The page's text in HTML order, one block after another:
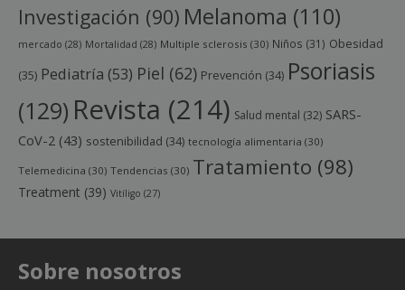
Investigación (90) Melanoma (110)
mercado (28) Mortalidad (28) Multiple sclerosis (30) Niños (31) Obesidad
(35) Pediatría (53) Piel (62) Prevención (34) Psoriasis
(129) Revista (214) Salud mental (32) SARS-
CoV-2 (43) sostenibilidad (34) tecnología alimentaria (30)
Telemedicina (30) Tendencias (30) Tratamiento (98)
Treatment (39) Vitíligo (27)
Sobre nosotros